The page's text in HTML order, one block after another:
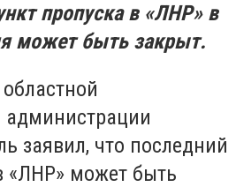
пропуска в «ЛНР» в
может быть закрыт.
администрации
заявил, что последний
«ЛНР» может быть